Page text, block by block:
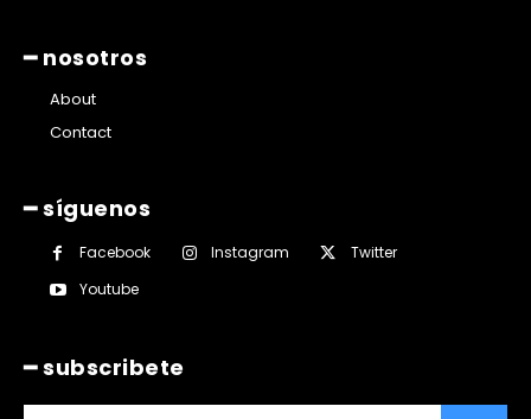
━ nosotros
About
Contact
━ síguenos
Facebook Instagram
Twitter
Youtube
━ subscribete